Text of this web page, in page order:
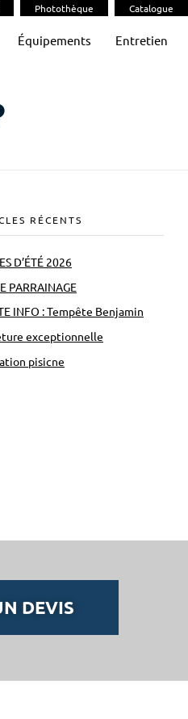
Photothèque Catalogue
Équipements Entretien
RÉCENTS
D’ÉTÉ 2026
PARRAINAGE
INFO : Tempête Benjamin
exceptionnelle
pisicne
DEVIS